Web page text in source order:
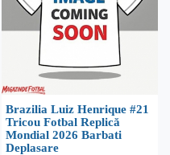
Brazilia Luiz Henrique #21
Tricou Fotbal Replică
Mondial 2026 Barbati
Deplasare